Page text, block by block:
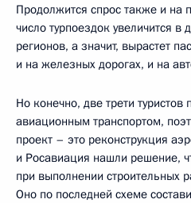
Продолжится спрос также и на
число турпоездок увеличится в
регионов, а значит, вырастет
и на железных дорогах, и на
Но конечно, две трети
авиационным транспортом,
проект – это реконструкция
и Росавиация нашли решение,
при выполнении строительных
Оно по последней схеме